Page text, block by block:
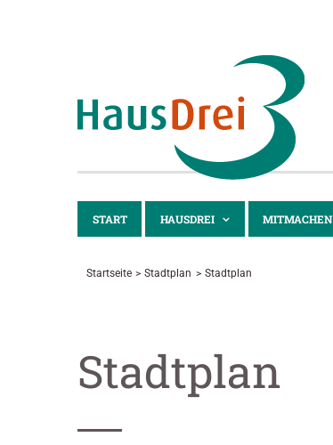
START HAUSDREI MITMACHEN
Startseite Stadtplan Stadtplan
Stadtplan